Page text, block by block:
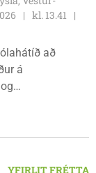
kl. 13.41
að
á
og
YFIRLIT FRÉTTA